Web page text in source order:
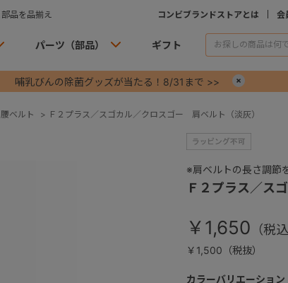
品を品揃え コンビブランドストアとは 会
パーツ（部品） ギフト
哺乳びんの除菌グッズが当たる！8/31まで >>
ベルト > Ｆ２プラス／スゴカル／クロスゴー 肩ベルト（淡灰）
※肩ベルトの長さ調節
Ｆ２プラス／ス
￥1,650
￥1,500（税抜）
カラーバリエーション